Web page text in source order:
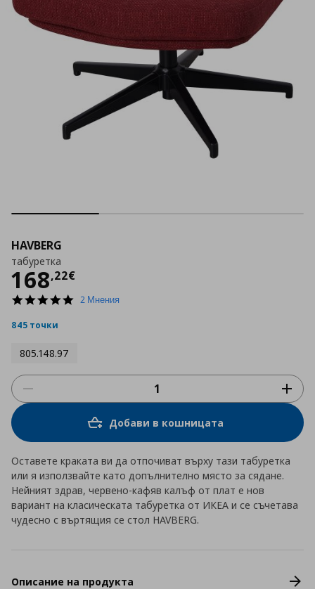
HAVBERG
табуретка
168,22€
Цена168,22 €
5.0
2 Мнения
845 точки
805.148.97
Добави в кошницата
Оставете краката ви да отпочиват върху тази табуретка
или я използвайте като допълнително място за сядане.
Нейният здрав, червено-кафяв калъф от плат е нов
вариант на класическата табуретка от ИКЕА и се съчетава
чудесно с въртящия се стол HAVBERG.
Описание на продукта